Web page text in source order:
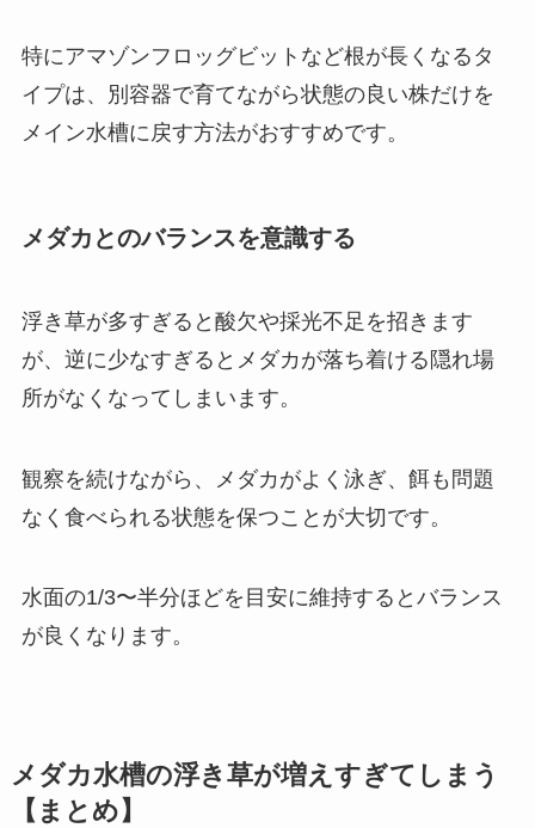
特にアマゾンフロッグビットなど根が長くなるタ
イプは、別容器で育てながら状態の良い株だけを
メイン水槽に戻す方法がおすすめです。
メダカとのバランスを意識する
浮き草が多すぎると酸欠や採光不足を招きます
が、逆に少なすぎるとメダカが落ち着ける隠れ場
所がなくなってしまいます。
観察を続けながら、メダカがよく泳ぎ、餌も問題
なく食べられる状態を保つことが大切です。
水面の1/3〜半分ほどを目安に維持するとバランス
が良くなります。
メダカ水槽の浮き草が増えすぎてしまう
【まとめ】